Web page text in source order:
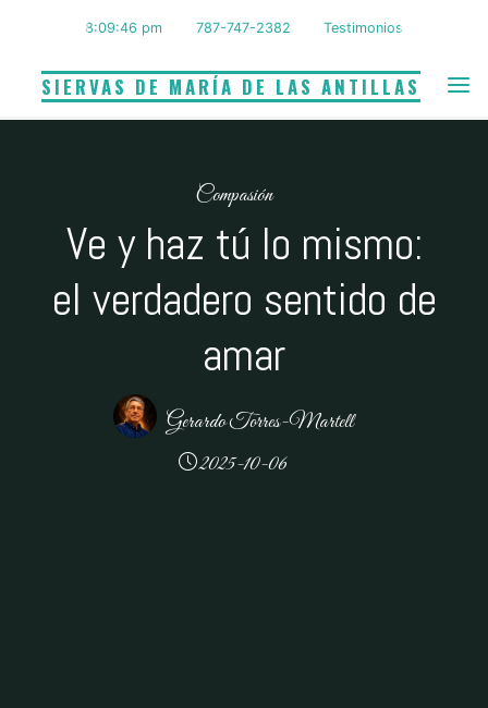
contenidoSIERVAS DE MARÍA DE LAS ANTILLAS
8:09:47 pm 787-747-2382 Testimonios
Compasión
Ve y haz tú lo mismo:
el verdadero sentido de
amar
Gerardo Torres-Martell
2025-10-06